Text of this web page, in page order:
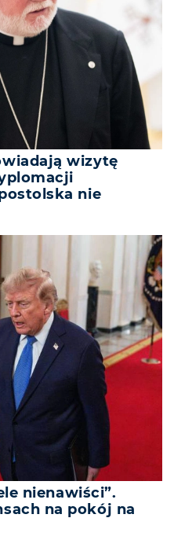
wizytę
nie
nienawiści”.
na pokój na